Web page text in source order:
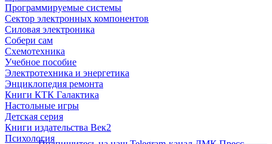
Программируемые системы
Сектор электронных компонентов
Силовая электроника
Собери сам
Схемотехника
Учебное пособие
Электротехника и энергетика
Энциклопедия ремонта
Книги КТК Галактика
Настольные игры
Детская серия
Книги издательства Век2
Психология